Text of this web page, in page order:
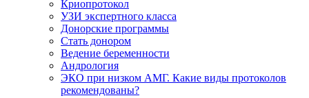
Криопротокол
УЗИ экспертного класса
Донорские программы
Стать донором
Ведение беременности
Андрология
ЭКО при низком АМГ. Какие виды протоколов
рекомендованы?